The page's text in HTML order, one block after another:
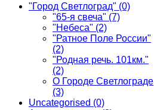
"Город Светлоград" (0)
"65-я свеча" (7)
"Небеса" (2)
"Ратное Поле России"
(2)
"Родная речь. 101км."
(2)
О Городе Светлограде
(3)
Uncategorised (0)